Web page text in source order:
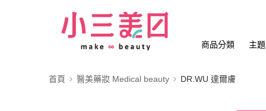
商品分類 主
首頁 醫美藥妝 Medical beauty DR.WU 達爾膚